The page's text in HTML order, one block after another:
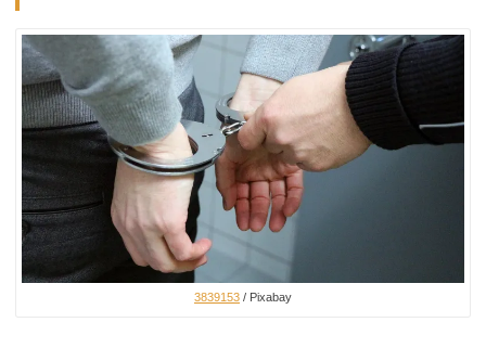
3839153 / Pixabay